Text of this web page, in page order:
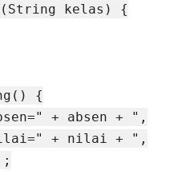
kelas) {
{
+ absen + ",
nilai=" + nilai + ",